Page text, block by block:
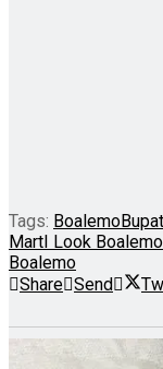
Tags: Boalemo
MartI Look Boalemo
Boalemo
Share Send